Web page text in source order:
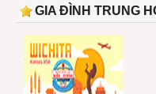
GIA ĐÌNH TRUNG